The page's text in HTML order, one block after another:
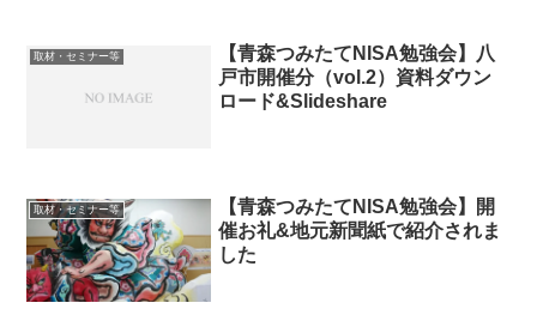
取材・セミナー等
【青森つみたてNISA勉強会】八
戸市開催分（vol.2）資料ダウン
ロード&Slideshare
取材・セミナー等
【青森つみたてNISA勉強会】開
催お礼&地元新聞紙で紹介されま
した